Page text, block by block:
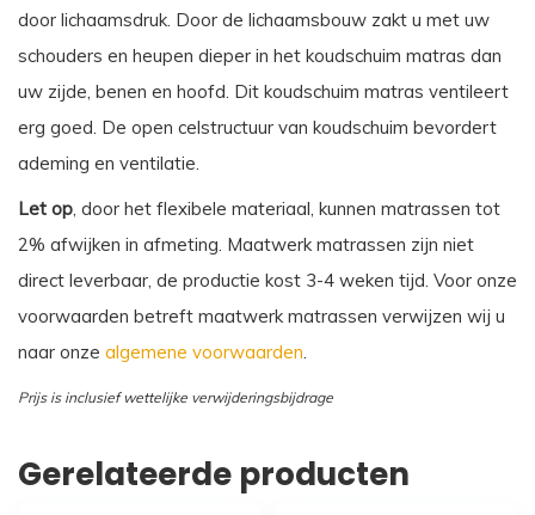
door lichaamsdruk. Door de lichaamsbouw zakt u met uw
schouders en heupen dieper in het koudschuim matras dan
uw zijde, benen en hoofd. Dit koudschuim matras ventileert
erg goed. De open celstructuur van koudschuim bevordert
ademing en ventilatie.
Let op , door het flexibele materiaal, kunnen matrassen tot
2% afwijken in afmeting. Maatwerk matrassen zijn niet
direct leverbaar, de productie kost 3-4 weken tijd. Voor onze
voorwaarden betreft maatwerk matrassen verwijzen wij u
naar onze algemene voorwaarden
Prijs is inclusief wettelijke verwijderingsbijdrage
Gerelateerde producten